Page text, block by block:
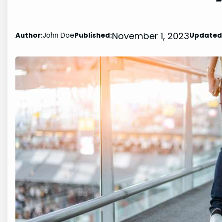
Author:John DoePublished:November 1, 2023